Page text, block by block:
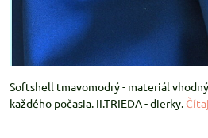
Softshell tmavomodrý - materiál
každého počasia. II.TRIEDA - dierky.